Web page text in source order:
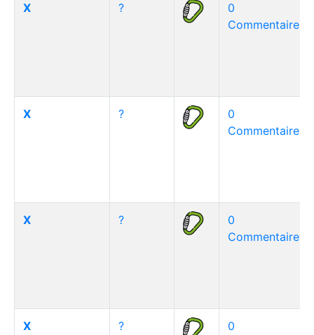
X ?
0
Commentaire(s)
X ?
0
Commentaire(s)
X ?
0
Commentaire(s)
X ?
0